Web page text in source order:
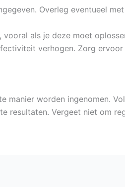
Overleg eventueel
als je deze moet
verhogen. Zorg
manier worden ingenomen.
resultaten. Vergeet niet om